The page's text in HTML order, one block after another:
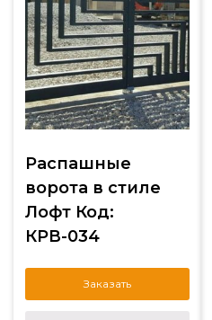
Распашные
ворота в стиле
Лофт Код:
КРВ-034
Заказать